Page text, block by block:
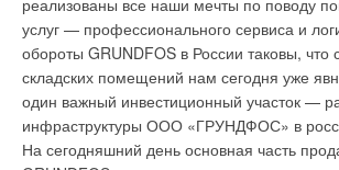
реализованы все наши мечты по поводу
услуг — профессионального сервиса и
обороты GRUNDFOS в России таковы,
складских помещений нам сегодня уже
один важный инвестиционный участок —
инфраструктуры ООО «ГРУНДФОС» в
На сегодняшний день основная часть
Продукция завода Rеmаk (Чехия),
представляет компания «Мир Холода»
уже более 10 лет с успехом используется
странах Западной Европы. Одна из
компании Remak — новая концепция
кондиционирования AeroMaster XP.
концепции, блоки XP предназначены для
100% подмес воздуха
Обычные кондиционеры лишь перегоняют
комнаты, охлаждая его, а открывать окна
системе производители не рекомендуют.
современные кондиционеры допускают
воздуха, но обычно его доля ограничена